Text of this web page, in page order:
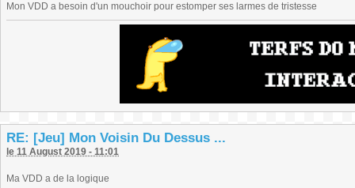
Mon VDD a besoin d'un mouchoir pour estomper ses larmes de tristesse
RE: [Jeu] Mon Voisin Du Dessus ...
le 11 August 2019 - 11:01
Ma VDD a de la logique